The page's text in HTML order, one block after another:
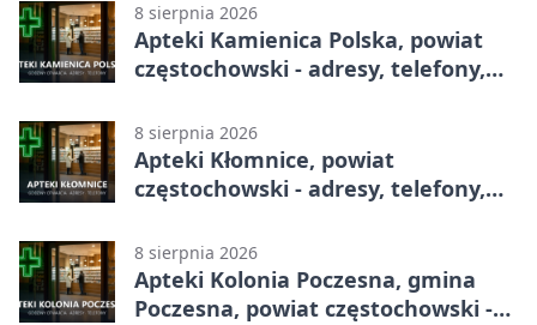
8 sierpnia 2026
Apteki Kamienica Polska, powiat
częstochowski - adresy, telefony,
8 sierpnia 2026
Apteki Kłomnice, powiat
częstochowski - adresy, telefony,
8 sierpnia 2026
Apteki Kolonia Poczesna, gmina
Poczesna, powiat częstochowski -